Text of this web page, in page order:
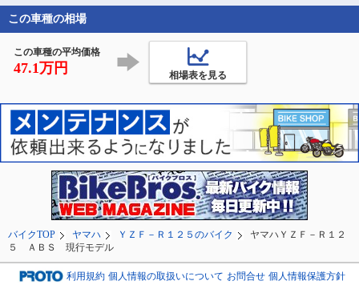
④  埼玉県寄居町『風布
の閉店…ここの手打
所用終了後、時間があ
ったのでぷらっと宮ヶ
ランチ🍜
この車種の相場
この車種の平均価格
47.1万円 相場表を見る
バイクTOP ヤマハ ＹＺＦ－Ｒ１２５のバイク
ヤマハＹＺＦ－Ｒ１２
５ ＡＢＳ 現行モデル
利用規約 個人情報の取扱いについて お問合せ 個人情報保護方針